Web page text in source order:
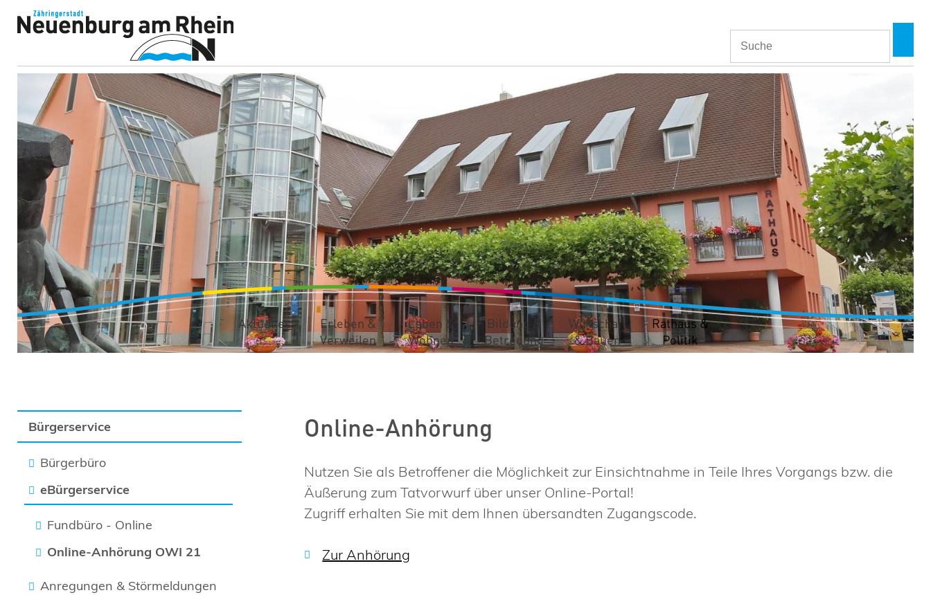
Aktuelles
Erleben &
Verweilen
Leben &
Wohnen
Bildung &
Betreuung
Wirtschaft
& Bauen
Rathaus &
Politik
Bürgerservice
Bürgerbüro
eBürgerservice
Fundbüro - Online
Online-Anhörung OWI 21
Anregungen & Störmeldungen
Online-Anhörung
Nutzen Sie als Betroffener die Möglichkeit zur Einsichtnahme in Teile Ihres Vorgangs bzw. die
Äußerung zum Tatvorwurf über unser Online-Portal!
Zugriff erhalten Sie mit dem Ihnen übersandten Zugangscode.
Zur Anhörung